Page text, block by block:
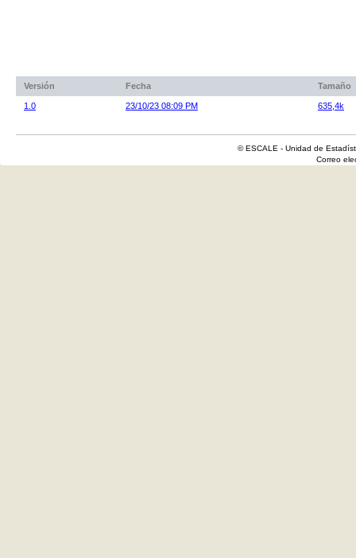
Versión Fecha Tamaño
1.0 23/10/23 08:09 PM 635,4k
© ESCALE - Unidad de
Correo